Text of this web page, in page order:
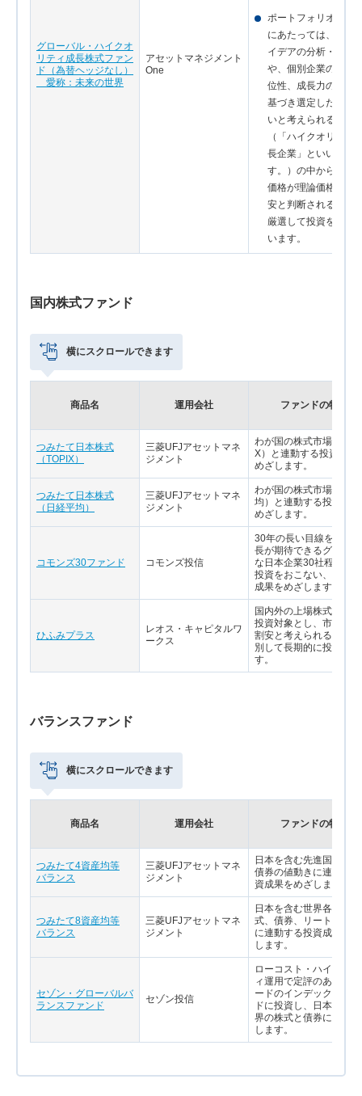
グローバル・ハイクオ
リティ成長株式ファン
ド（為替ヘッジなし）
愛称：未来の世界
アセットマネジメント
One
ポートフォリオの構
にあたっては、投資
イデアの分析・評価
や、個別企業の競争
位性、成長力の評価
基づき選定した質の
いと考えられる企業
（「ハイクオリティ
長企業」といいま
す。）の中から、市
価格が理論価格より
安と判断される銘柄
厳選して投資をおこ
います。
国内株式ファンド
横にスクロールできます
商品名 運用会社 ファンドの特色
つみたて日本株式
（TOPIX）
三菱UFJアセットマネ
ジメント
わが国の株式市場（
X）と連動する投資成果
めざします。
つみたて日本株式
（日経平均）
三菱UFJアセットマネ
ジメント
わが国の株式市場（日
均）と連動する投資成
めざします。
コモンズ30ファンド コモンズ投信
30年の長い目線を持っ
長が期待できるグロー
な日本企業30社程度に
投資をおこない、高い
成果をめざします。
ひふみプラス
レオス・キャピタルワ
ークス
国内外の上場株式を主
投資対象とし、市場価
割安と考えられる銘柄
別して長期的に投資しま
す。
バランスファンド
横にスクロールできます
商品名 運用会社 ファンドの特色
つみたて4資産均等
バランス
三菱UFJアセットマネ
ジメント
日本を含む先進国の株
債券の値動きに連動す
資成果をめざします。
つみたて8資産均等
バランス
三菱UFJアセットマネ
ジメント
日本を含む世界各国の株
式、債券、リートの値
に連動する投資成果を
します。
セゾン・グローバルバ
ランスファンド
セゾン投信
ローコスト・ハイクオ
ィ運用で定評のあるバ
ードのインデックスフ
ドに投資し、日本を含
界の株式と債券に分散
します。